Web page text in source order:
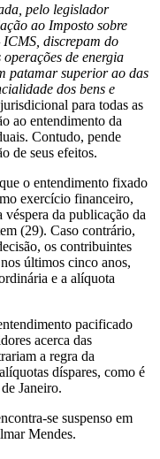
pelo legislador
ao Imposto sobre
discrepam do
de energia
patamar superior ao das
dos bens e
para todas as
ao entendimento da
Contudo, pende
de seus efeitos.
o entendimento fixado
exercício financeiro,
véspera da publicação da
(29). Caso contrário,
os contribuintes
últimos cinco anos,
e a alíquota
pacificado
acerca das
a regra da
díspares, como é
Janeiro.
se suspenso em
Mendes.